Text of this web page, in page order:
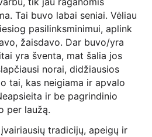
Tai buvo labai seniai. Vėliau
pasilinksminimui, aplink
žaisdavo. Dar buvo/yra
yra šventa, mat šalia jos
norai, didžiausios
tai, kas neigiama ir apvalo
ir be pagrindinio
per laužą.
tradicijų, apeigų ir